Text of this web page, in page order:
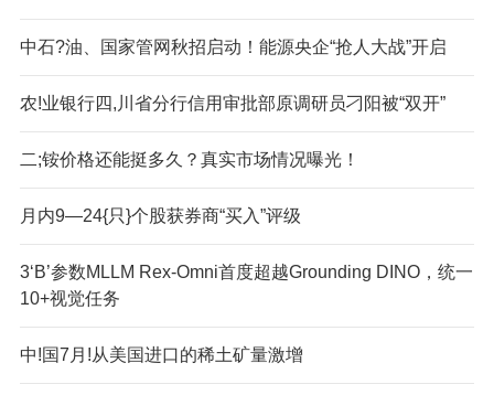
中石?油、国家管网秋招启动！能源央企“抢人大战”开启
农!业银行四,川省分行信用审批部原调研员刁阳被“双开”
二;铵价格还能挺多久？真实市场情况曝光！
月内9—24{只}个股获券商“买入”评级
3‘B’参数MLLM Rex-Omni首度超越Grounding DINO，统一
10+视觉任务
中!国7月!从美国进口的稀土矿量激增